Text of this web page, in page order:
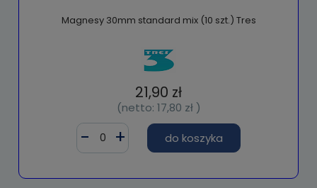
Magnesy 30mm standard mix (10 szt.) Tres
21,90 zł
(netto: 17,80 zł)
do koszyka